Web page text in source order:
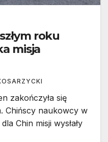
roku
misja
zakończyła się
Chińscy naukowcy w
Chin misji wysłały